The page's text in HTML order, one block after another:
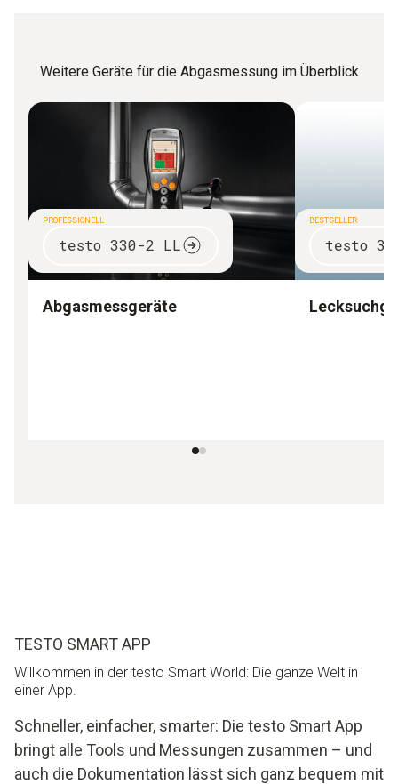
Weitere Geräte für die Abgasmessung im Überblick
PROFESSIONELL
testo 330-2 LL
Abgasmessgeräte
BESTSELLER
testo
TESTO SMART APP
Willkommen in der testo Smart World: Die ganze Welt in
einer App.
Schneller, einfacher, smarter: Die testo Smart App
bringt alle Tools und Messungen zusammen – und
auch die Dokumentation lässt sich ganz bequem mit